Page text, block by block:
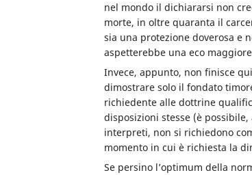
nel mondo il dichiararsi non
morte, in oltre quaranta il
sia una protezione doverosa e
aspetterebbe una eco
Invece, appunto, non finisce
dimostrare solo il fondato
richiedente alle dottrine
disposizioni stesse (è
interpreti, non si richiedono
momento in cui è richiesta la
Se persino l’optimum della